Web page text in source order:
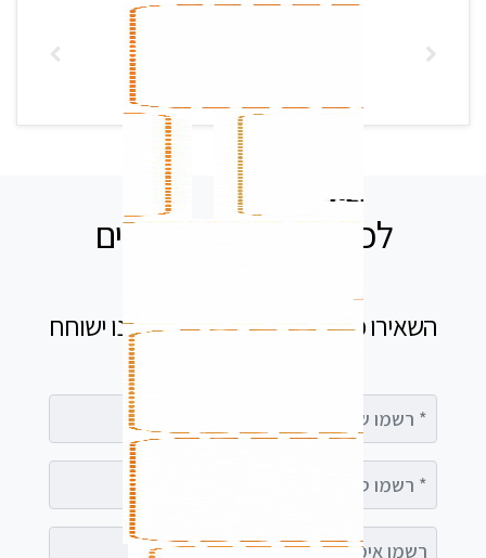
לכל שאלה אנחנו זמינים
השאירו פרטים בטופס ומיד נציג שלנו ישוחח
רשמו אימייל (אופציונלי)